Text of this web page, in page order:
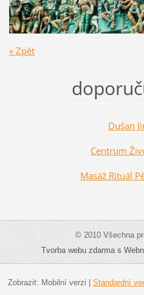
« Zpět
Dušan
Centrum
Masáž Rituál
© 2010 Všechna
Tvorba webu zdarma s
Zobrazit: Mobilní verzi | Standardní